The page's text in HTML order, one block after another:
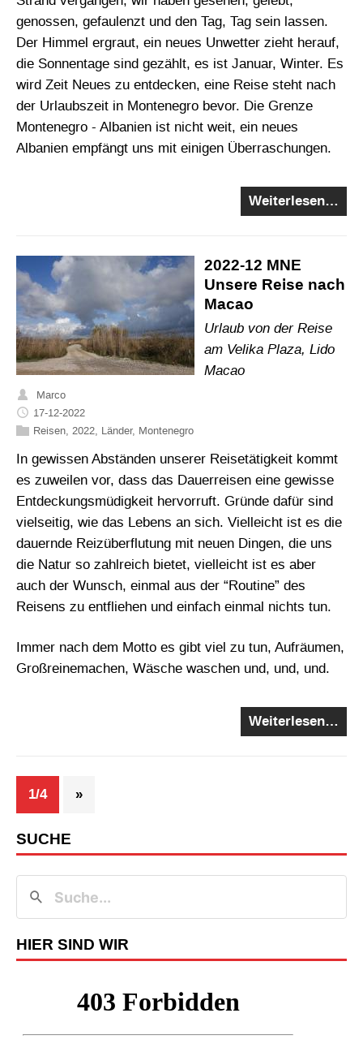
genossen, gefaulenzt und den Tag, Tag sein lassen.
Der Himmel ergraut, ein neues Unwetter zieht herauf,
die Sonnentage sind gezählt, es ist Januar, Winter. Es
wird Zeit Neues zu entdecken, eine Reise steht nach
der Urlaubszeit in Montenegro bevor. Die Grenze
Montenegro - Albanien ist nicht weit, ein neues
Albanien empfängt uns mit einigen Überraschungen.
Weiterlesen…
2022-12 MNE
Unsere Reise nach
Macao
Urlaub von der Reise
am Velika Plaza, Lido
Macao
Marco
17-12-2022
Reisen 2022 Länder, Montenegro
In gewissen Abständen unserer Reisetätigkeit kommt
es zuweilen vor, dass das Dauerreisen eine gewisse
Entdeckungsmüdigkeit hervorruft. Gründe dafür sind
vielseitig, wie das Lebens an sich. Vielleicht ist es die
dauernde Reizüberflutung mit neuen Dingen, die uns
die Natur so zahlreich bietet, vielleicht ist es aber
auch der Wunsch, einmal aus der “Routine” des
Reisens zu entfliehen und einfach einmal nichts tun.
Immer nach dem Motto es gibt viel zu tun, Aufräumen,
Großreinemachen, Wäsche waschen und, und, und.
Weiterlesen…
1/4 »
SUCHE
HIER SIND WIR